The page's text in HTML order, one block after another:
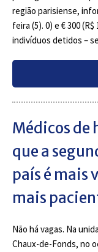
região parisiense,
feira (5). 0) e € 300
indivíduos detidos –
Médicos de
que a
país é mais
mais
Não há vagas. Na
Chaux-de-Fonds, no